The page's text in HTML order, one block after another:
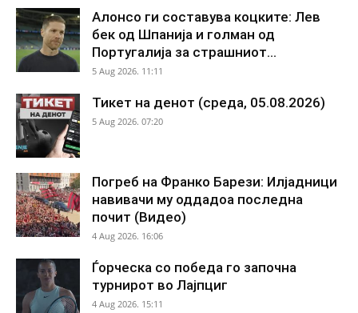
Алонсо ги составува коцките: Лев
бек од Шпанија и голман од
Португалија за страшниот...
5 Aug 2026. 11:11
Тикет на денот (среда, 05.08.2026)
5 Aug 2026. 07:20
Погреб на Франко Барези: Илјадници
навивачи му оддадоа последна
почит (Видео)
4 Aug 2026. 16:06
Ѓорческа со победа го започна
турнирот во Лајпциг
4 Aug 2026. 15:11